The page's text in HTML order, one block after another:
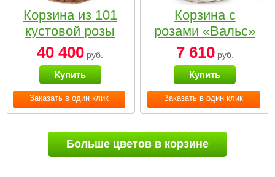
Заказать в один клик
Корзина из 101
кустовой розы
нежных тонов
40 400 руб.
Купить
Заказать в один клик
Корзина с
розами «Вальс»
7 610руб.
Купить
Больше цветов в корзине